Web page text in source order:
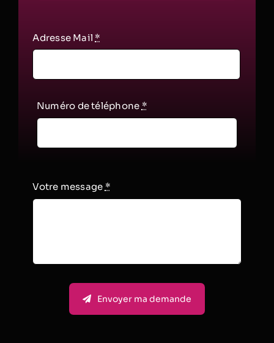
Adresse Mail *
Numéro de téléphone *
Votre message *
Envoyer ma demande